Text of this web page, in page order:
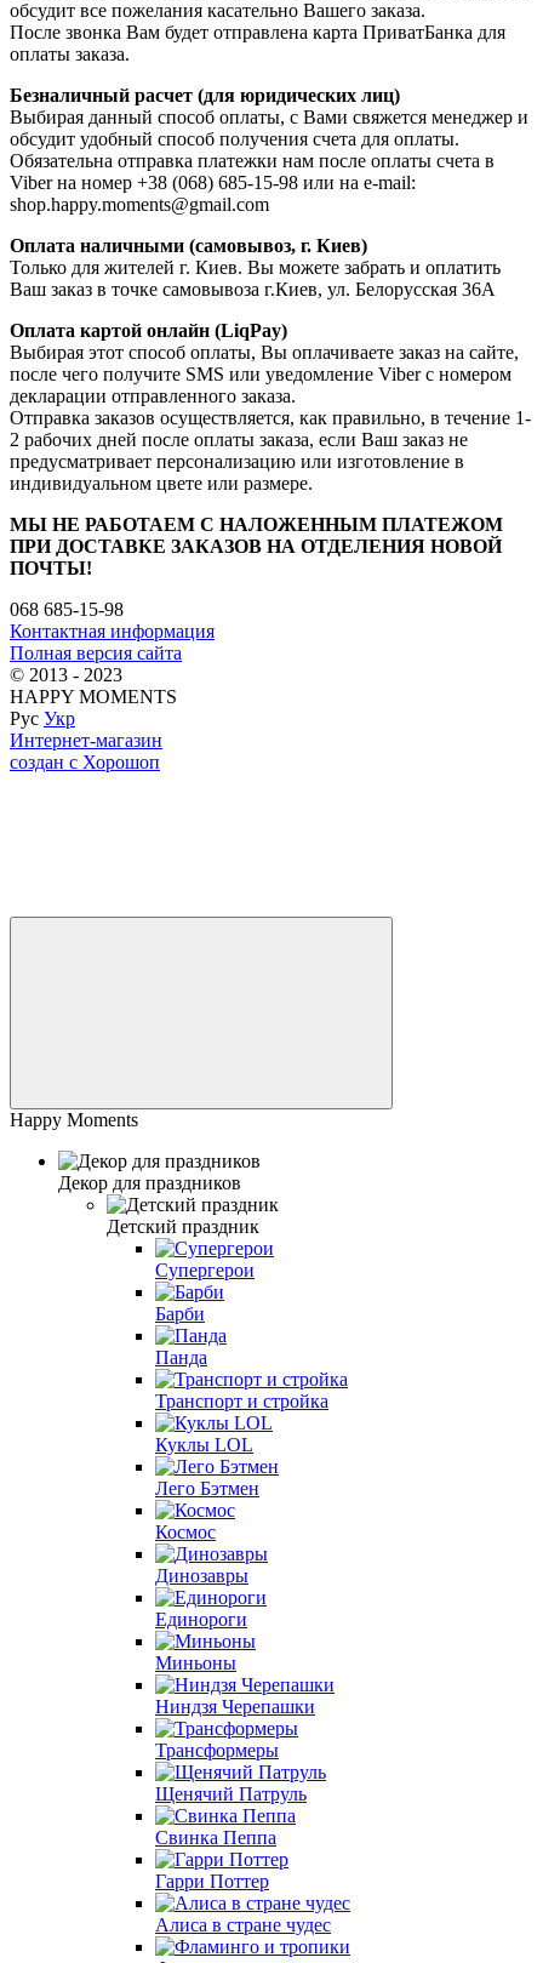
обсудит все пожелания касательно Вашего заказа.
После звонка Вам будет отправлена карта ПриватБанка для
оплаты заказа.
Безналичный расчет (для юридических лиц)
Выбирая данный способ оплаты, с Вами свяжется менеджер и
обсудит удобный способ получения счета для оплаты.
Обязательна отправка платежки нам после оплаты счета в
Viber на номер +38 (068) 685-15-98 или на e-mail:
shop.happy.moments@gmail.com
Оплата наличными (самовывоз, г. Киев)
Только для жителей г. Киев. Вы можете забрать и оплатить
Ваш заказ в точке самовывоза г.Киев, ул. Белорусская 36А
Оплата картой онлайн (LiqPay)
Выбирая этот способ оплаты, Вы оплачиваете заказ на сайте,
после чего получите SMS или уведомление Viber с номером
декларации отправленного заказа.
Отправка заказов осуществляется, как правильно, в течение 1-
2 рабочих дней после оплаты заказа, если Ваш заказ не
предусматривает персонализацию или изготовление в
индивидуальном цвете или размере.
МЫ НЕ РАБОТАЕМ С НАЛОЖЕННЫМ ПЛАТЕЖОМ
ПРИ ДОСТАВКЕ ЗАКАЗОВ НА ОТДЕЛЕНИЯ НОВОЙ
ПОЧТЫ!
068 685-15-98
Контактная информация
Полная версия сайта
© 2013 - 2023
HAPPY MOMENTS
Рус Укр
Интернет-магазин
создан с Хорошоп
Happy Moments
Декор для праздников
Детский праздник
Супергерои
Барби
Панда
Транспорт и стройка
Куклы LOL
Лего Бэтмен
Космос
Динозавры
Единороги
Миньоны
Ниндзя Черепашки
Трансформеры
Щенячий Патруль
Свинка Пеппа
Гарри Поттер
Алиса в стране чудес